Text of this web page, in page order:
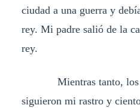
ciudad a una guerra y
rey. Mi padre salió de la
rey.
Mientras tanto, los
siguieron mi rastro y